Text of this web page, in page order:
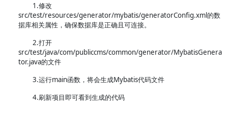
1.修改
src/test/resources/generator/mybatis/generatorConfig.xml的数
据库相关属性，确保数据库是正确且可连接。
2.打开
src/test/java/com/publiccms/common/generator/MybatisGenera
tor.java的文件
3.运行main函数，将会生成Mybatis代码文件
4.刷新项目即可看到生成的代码